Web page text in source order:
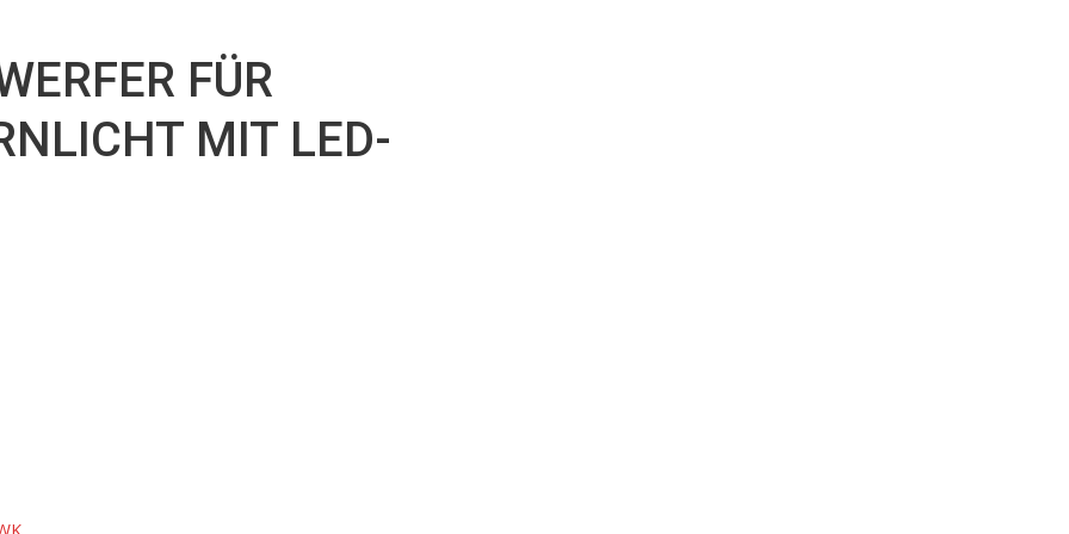
FÜR
MIT LED-